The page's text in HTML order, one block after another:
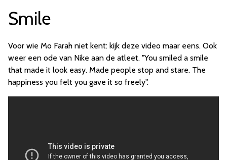
Smile
Voor wie Mo Farah niet kent: kijk deze video maar eens. Ook
weer een ode van Nike aan de atleet. "You smiled a smile
that made it look easy. Made people stop and stare. The
happiness you felt you gave it so freely".